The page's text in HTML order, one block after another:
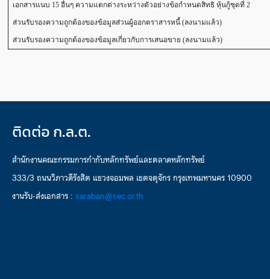
เอกสารแนบ 15 อื่นๆ ความแตกต่างระหว่างตัวอย่างข้อกำหนดสิทธิ หุ้นกู้ชุดที่ 2
ส่วนรับรองความถูกต้องของข้อมูลส่วนผู้ออกตราสารหนี้ (ลงนามแล้ว)
ส่วนรับรองความถูกต้องของข้อมูลเกี่ยวกับการเสนอขาย (ลงนามแล้ว)
ติดต่อ ก.ล.ต.
สำนักงานคณะกรรมการกำกับหลักทรัพย์และตลาดหลักทรัพย์
333/3 ถนนวิภาวดีรังสิต แขวงจอมพล เขตจตุจักร กรุงเทพมหานคร 10900
งานรับ-ส่งเอกสาร : saraban@sec.or.th